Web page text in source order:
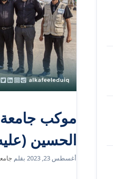
موكب جامعة
الحسين
أغسطس 23, 2023 بقلم